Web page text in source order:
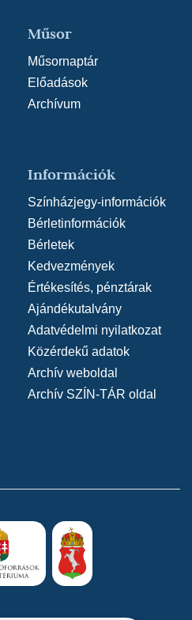
Műsor
Műsornaptár
Előadások
Archívum
Információk
Színházjegy-információk
Bérletinformációk
Bérletek
Kedvezmények
Értékesítés, pénztárak
Ajándékutalvány
Adatvédelmi nyilatkozat
Közérdekű adatok
Archív weboldal
Archív SZÍN-TÁR oldal